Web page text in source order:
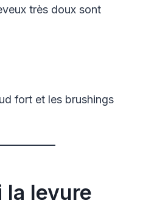
très doux sont
fort et les brushings
la levure